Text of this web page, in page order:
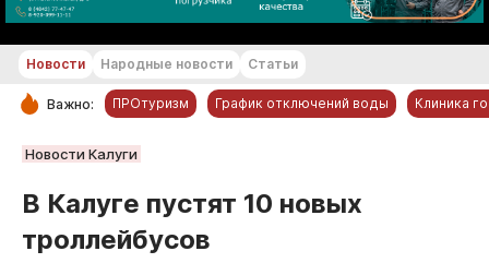
РУБРИКИ
Новости компаний
Статьи
Новости Народные новости Статьи
Важно: ПРОтуризм График отключений воды Клиника
Новости Калуги
В Калуге пустят 10 новых
троллейбусов